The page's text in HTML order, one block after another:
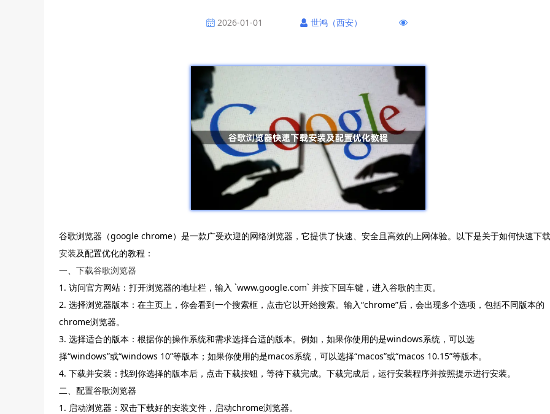
2026-01-01 世鸿（西安）
谷歌浏览器（google chrome）是一款广受欢迎的网络浏览器，它提供了快速、安全且高效的上网体验。以下是关于如何快速下载
安装及配置优化的教程：
一、 下载谷歌浏览器
1. 访问官方网站：打开浏览器的地址栏，输入 `www.google.com` 并按下回车键，进入谷歌的主页。
2. 选择浏览器版本：在主页上，你会看到一个搜索框，点击它以开始搜索。输入“chrome”后，会出现多个选项，包括不同版本的
chrome浏览器。
3. 选择适合的版本：根据你的操作系统和需求选择合适的版本。例如，如果你使用的是windows系统，可以选
择“windows”或“windows 10”等版本；如果你使用的是macos系统，可以选择“macos”或“macos 10.15”等版本。
4. 下载并安装：找到你选择的版本后，点击下载按钮，等待下载完成。下载完成后，运行安装程序并按照提示进行安装。
二、配置谷歌浏览器
1. 启动浏览器：双击下载好的安装文件，启动chrome浏览器。